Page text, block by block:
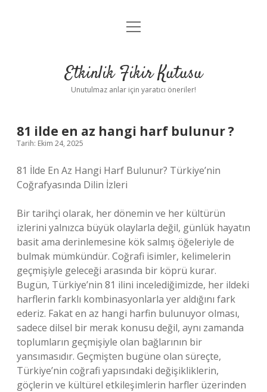
Anasayfa
Yasal Uyarı
menüyü
Etkinlik Fikir Kutusu
Unutulmaz anlar için yaratıcı öneriler!
81 ilde en az hangi harf bulunur ?
Tarih: Ekim 24, 2025
81 İlde En Az Hangi Harf Bulunur? Türkiye’nin
Coğrafyasında Dilin İzleri
Bir tarihçi olarak, her dönemin ve her kültürün
izlerini yalnızca büyük olaylarla değil, günlük hayatın
basit ama derinlemesine kök salmış öğeleriyle de
bulmak mümkündür. Coğrafi isimler, kelimelerin
geçmişiyle geleceği arasında bir köprü kurar.
Bugün, Türkiye’nin 81 ilini incelediğimizde, her ildeki
harflerin farklı kombinasyonlarla yer aldığını fark
ederiz. Fakat en az hangi harfin bulunuyor olması,
sadece dilsel bir merak konusu değil, aynı zamanda
toplumların geçmişiyle olan bağlarının bir
yansımasıdır. Geçmişten bugüne olan süreçte,
Türkiye’nin coğrafi yapısındaki değişikliklerin,
göçlerin ve kültürel etkileşimlerin harfler üzerinden